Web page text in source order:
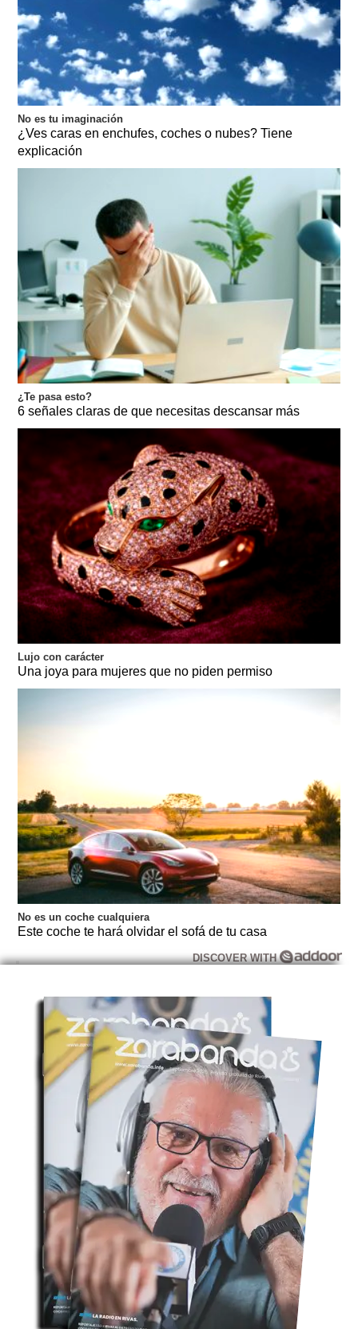
No es tu imaginación
¿Ves caras en enchufes, coches o nubes? Tiene
explicación
¿Te pasa esto?
6 señales claras de que necesitas descansar más
Lujo con carácter
Una joya para mujeres que no piden permiso
No es un coche cualquiera
Este coche te hará olvidar el sofá de tu casa
DISCOVER WITH